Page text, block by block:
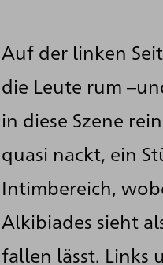
Auf der linken
die Leute rum
in diese Szene
quasi nackt, ein
Intimbereich,
Alkibiades sieht
fallen lässt. Links